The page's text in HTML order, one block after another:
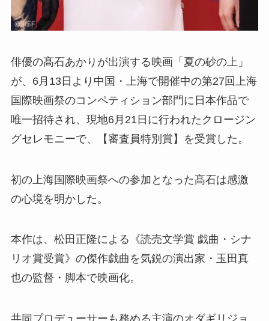
俳優の髙石あかりが出演する映画「夏の砂の上」
が、6月13日より中国・上海で開催中の第27回上海
国際映画祭のコンペティション部門に日本作品で
唯一招待され、現地6月21日に行われたクロージン
グセレモニーで、【審査員特別賞】を受賞した。
初の上海国際映画祭への参加となった髙石は感激
の心境を明かした。
本作は、松田正隆による《読売文学賞 戯曲・シナ
リオ賞受賞》の傑作戯曲を気鋭の演出家・玉田真
也の監督・脚本で映画化。